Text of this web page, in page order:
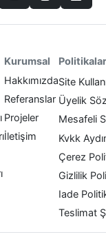
Kurumsal
Hakkımızda
Referanslar
Projeler
İletişim
Site
Üyelik
Mesafeli
Kvkk
Çerez
Gizlilik
Iade
Teslimat